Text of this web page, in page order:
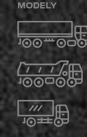
MODELY